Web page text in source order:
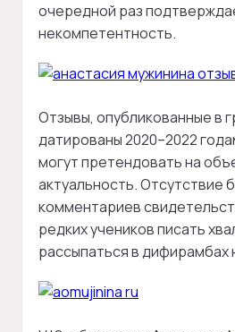
очередной раз
некомпетентность.
Отзывы, опубликованные в
датированы 2020–2022
могут претендовать на
актуальность. Отсутствие
комментариев
редких учеников писать
рассыпаться в дифирамбах